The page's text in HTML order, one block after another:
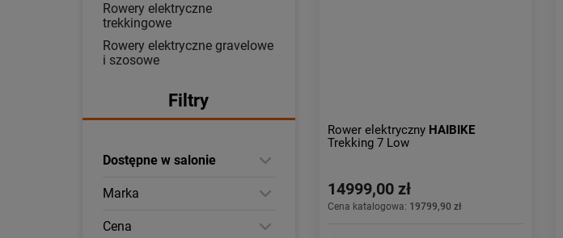
Rowery elektryczne
trekkingowe
Rowery elektryczne gravelowe
i szosowe
Filtry
Dostępne w salonie
Marka
Cena
Rower elektryczny HAIBIKE
Trekking 7 Low
14999,00 zł
Cena katalogowa: 19799,90 zł